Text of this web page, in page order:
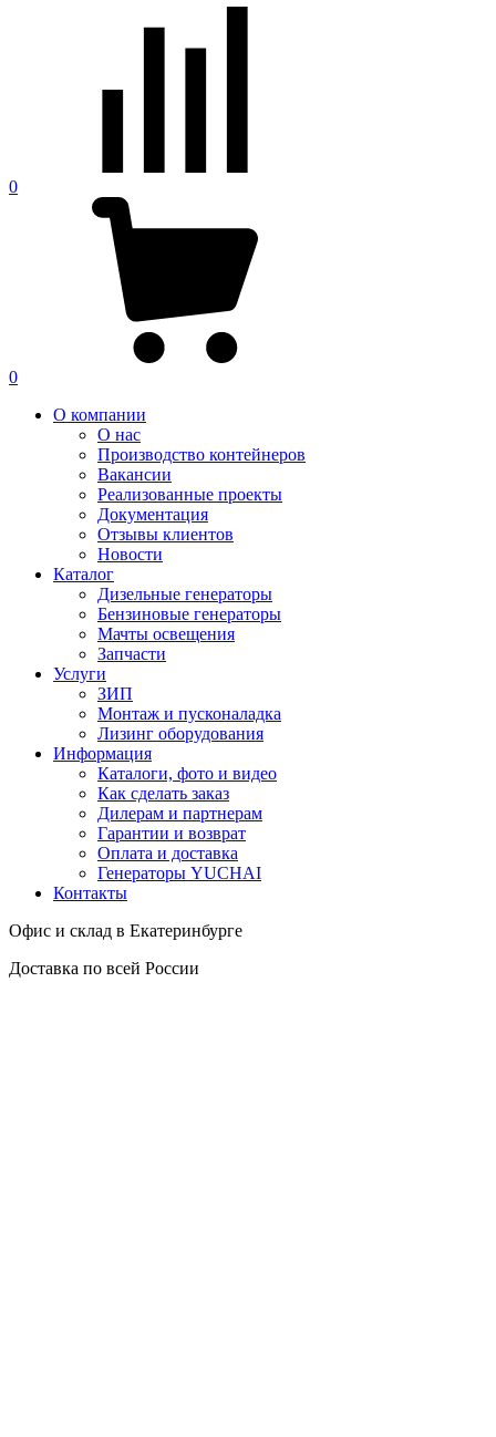
0
0
О компании
О нас
Производство контейнеров
Вакансии
Реализованные проекты
Документация
Отзывы клиентов
Новости
Каталог
Дизельные генераторы
Бензиновые генераторы
Мачты освещения
Запчасти
Услуги
ЗИП
Монтаж и пусконаладка
Лизинг оборудования
Информация
Каталоги, фото и видео
Как сделать заказ
Дилерам и партнерам
Гарантии и возврат
Оплата и доставка
Генераторы YUCHAI
Контакты
Офис и склад в Екатеринбурге
Доставка по всей России